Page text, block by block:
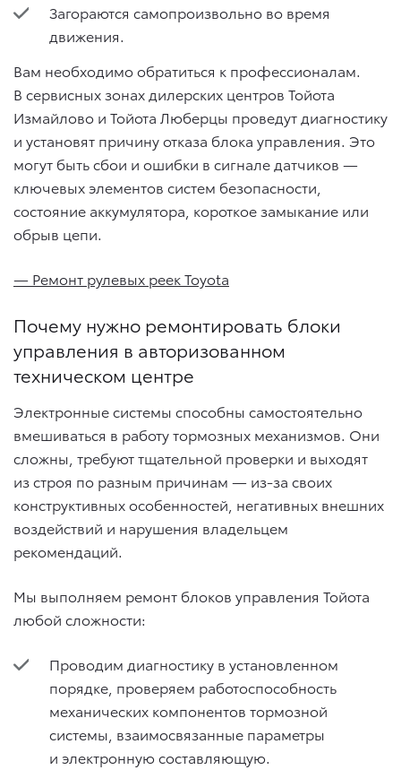
Загораются самопроизвольно во время
движения.
Вам необходимо обратиться к профессионалам.
В сервисных зонах дилерских центров Тойота
Измайлово и Тойота Люберцы проведут диагностику
и установят причину отказа блока управления. Это
могут быть сбои и ошибки в сигнале датчиков —
ключевых элементов систем безопасности,
состояние аккумулятора, короткое замыкание или
обрыв цепи.
— Ремонт рулевых реек Toyota
Почему нужно ремонтировать блоки
управления в авторизованном
техническом центре
Электронные системы способны самостоятельно
вмешиваться в работу тормозных механизмов. Они
сложны, требуют тщательной проверки и выходят
из строя по разным причинам — из-за своих
конструктивных особенностей, негативных внешних
воздействий и нарушения владельцем
рекомендаций.
Мы выполняем ремонт блоков управления Тойота
любой сложности:
Проводим диагностику в установленном
порядке, проверяем работоспособность
механических компонентов тормозной
системы, взаимосвязанные параметры
и электронную составляющую.